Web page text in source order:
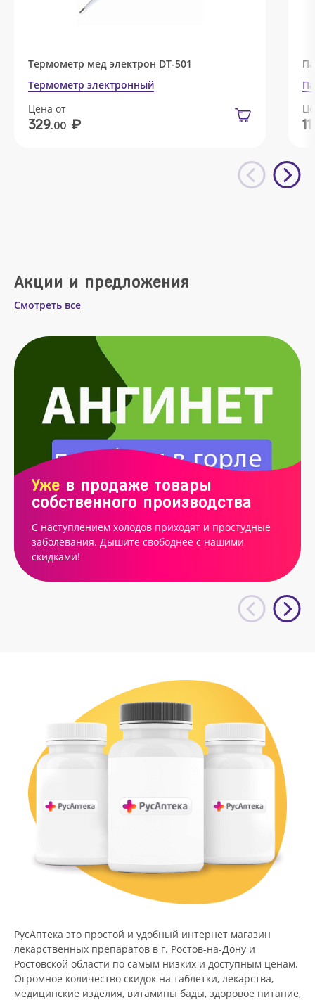
Термометр мед электрон DT-501
Термометр электронный
Цена от
329.00 ₽ 11
Акции и предложения
Смотреть все
Уже в продаже товары
собственного производства
С наступлением холодов приходят и простудные
заболевания. Дышите свободнее с нашими
скидками!
РусАптека это простой и удобный интернет магазин
лекарственных препаратов в г. Ростов-на-Дону и
Ростовской области по самым низких и доступным ценам.
Огромное количество скидок на таблетки, лекарства,
медицинские изделия, витамины бады, здоровое питание,